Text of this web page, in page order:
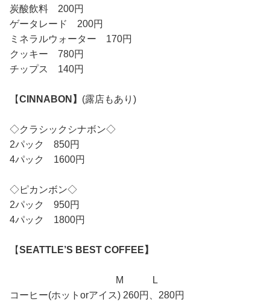
炭酸飲料 200円
ゲータレード 200円
ミネラルウォーター 170円
クッキー 780円
チップス 140円
【CINNABON】 (露店もあり)
◇クラシックシナボン◇
2パック 850円
4パック 1600円
◇ピカンボン◇
2パック 950円
4パック 1800円
【SEATTLE’S BEST COFFEE】
M L
コーヒー(ホットorアイス) 260円、280円